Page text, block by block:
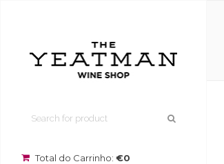
Total do Carrinho: €0